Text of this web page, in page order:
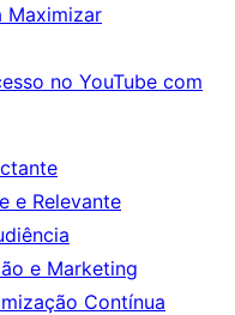
Maximizar
no YouTube com
e Relevante
e Marketing
Contínua